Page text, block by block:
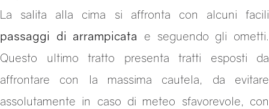
La salita alla cima si affronta con alcuni facili
passaggi di arrampicata
e seguendo gli ometti.
Questo ultimo tratto presenta tratti esposti da
affrontare con la massima cautela, da evitare
assolutamente in caso di meteo sfavorevole, con